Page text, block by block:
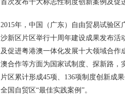
首次发布十大标志性制度创新案例及促
2015年，中国（广东）自由贸易试验
沙新区片区举行十周年建设成果发布活
及促进粤港澳一体化发展十大领域合
澳合作等方面为国家试制度、探新路，
片区累计形成45项、136项制度创新成
全国自贸区“最佳实践案例”。